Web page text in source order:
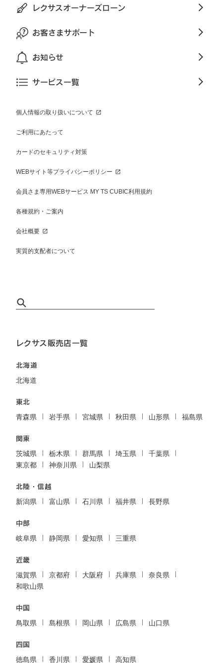
レクサスオーナーズローン
お客さまサポート
お知らせ
サービス一覧
個人情報の取り扱いについて
ご利用にあたって
カードのセキュリティ対策
WEBサイト等プライバシーポリシー
会員さま専用WEBサービス MY TS CUBIC利用規約
各種規約・ご案内
会社概要
実質的支配者について
レクサス販売店一覧
北海道
北海道
東北
青森県 岩手県 宮城県 秋田県 山形県 福島県
関東
茨城県 栃木県 群馬県 埼玉県
千葉県
東京都
神奈川県 山梨県
北陸・信越
新潟県 富山県 石川県 福井県 長野県
中部
岐阜県 静岡県 愛知県 三重県
近畿
滋賀県 京都府 大阪府 兵庫県
奈良県
和歌山県
中国
鳥取県 島根県 岡山県 広島県 山口県
四国
徳島県 香川県 愛媛県 高知県